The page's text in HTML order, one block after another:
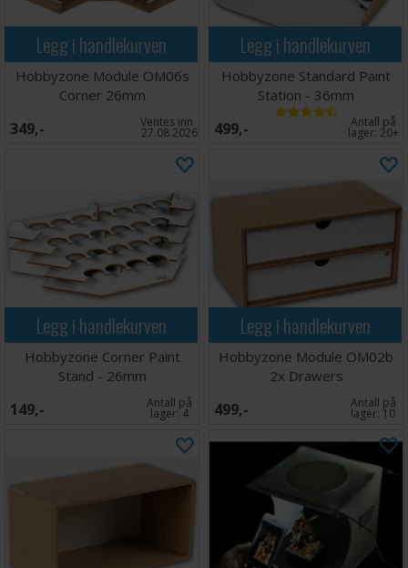
Legg i handlekurven
Hobbyzone Module OM06s
Corner 26mm
349,- Ventes inn
27.08.2026
Legg i handlekurven
Hobbyzone Standard Paint
Station - 36mm
499,- Antall på
lager: 20+
Legg i handlekurven
Hobbyzone Corner Paint
Stand - 26mm
149,- Antall på
lager:4
Legg i handlekurven
Hobbyzone Module OM02b
2x Drawers
499,- Antall på
lager: 10